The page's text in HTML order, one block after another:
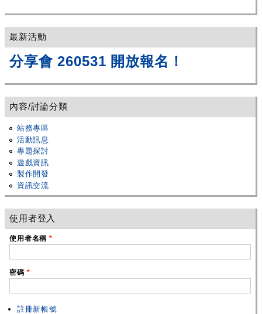
最新活動
分享會 260531 開放報名！
內容/討論分類
站務專區
活動訊息
專題探討
遊戲資訊
製作開發
資訊交流
使用者登入
使用者名稱*
密碼 *
註冊新帳號